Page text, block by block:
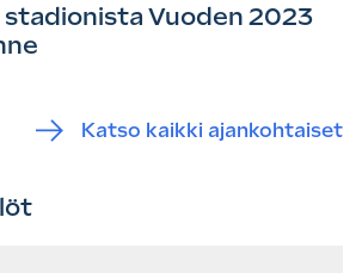
stadionista Vuoden 2023
Katso kaikki ajankohtaiset